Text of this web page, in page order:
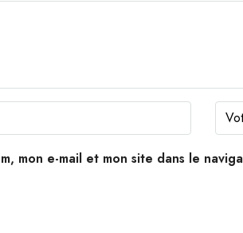
mon e-mail et mon site dans le